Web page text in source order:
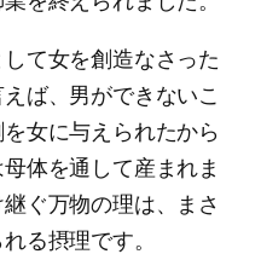
て女を創造なさった
ば、男ができないこ
女に与えられたから
体を通して産まれま
ぐ万物の理は、まさ
る摂理です。